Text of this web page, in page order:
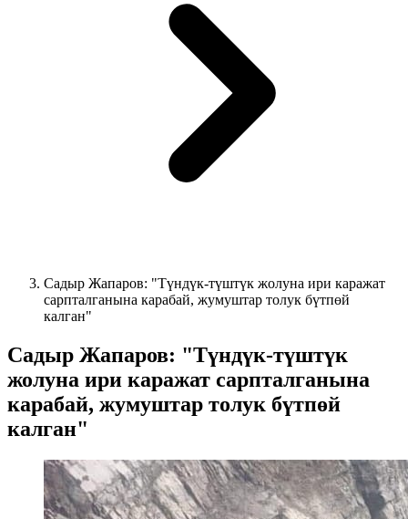
Садыр Жапаров: "Түндүк-түштүк жолуна ири каражат
сарпталганына карабай, жумуштар толук бүтпөй
калган"
Садыр Жапаров: "Түндүк-түштүк
жолуна ири каражат сарпталганына
карабай, жумуштар толук бүтпөй
калган"